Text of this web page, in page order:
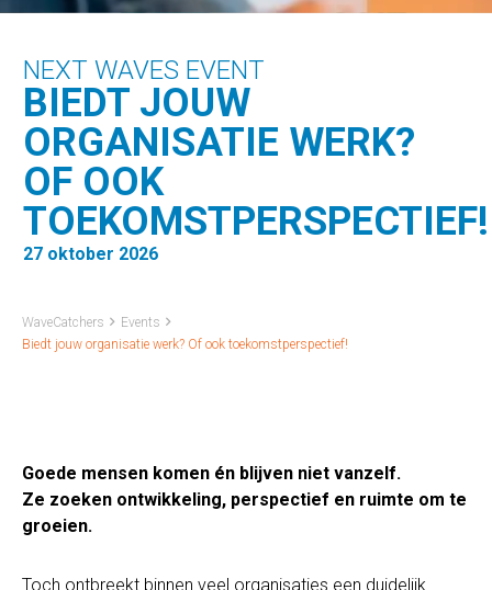
NEXT WAVES EVENT
BIEDT JOUW
ORGANISATIE WERK?
OF OOK
TOEKOMSTPERSPECTIEF!
27 oktober 2026
WaveCatchers
Events
Biedt jouw organisatie werk? Of ook toekomstperspectief!
Goede mensen komen én blijven niet vanzelf.
Ze zoeken ontwikkeling, perspectief en ruimte om te
groeien.
Toch ontbreekt binnen veel organisaties een duidelijk